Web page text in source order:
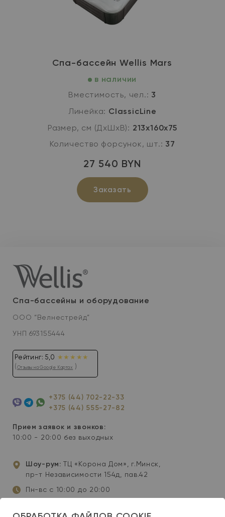
Cпа-бассейн Wellis Mars
в наличии
Вместимость, чел.: 3
Линейка: ClassicLine
Размер, см (ДхШхВ): 213х160х75
Количество форсунок, шт.: 37
27 540 BYN
Заказать
Спа-бассейны и оборудование
ООО “Велнестрейд”
УНП 693155444
Рейтинг: 5,0 ★★★★★
( Отзывы на Google Картах )
Telegram
WhatsApp
+375 (44) 702-22-33
+375 (44) 555-27-82
Прием заявок и звонков:
10:00 - 20:00 без выходных
Шоу-рум: ТЦ «Корона Дом», г.Минск,
пр-т Независимости 154д, пав.42
Пн-вс с 10:00 до 20:00